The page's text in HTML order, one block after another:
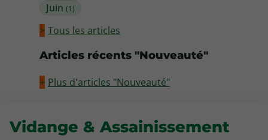
Juin (1)
Tous les articles
Articles récents "Nouveauté"
Plus d'articles "Nouveauté"
Vidange & Assainissement